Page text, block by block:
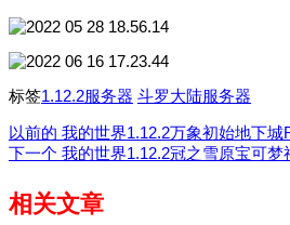
标签1.12.2服务器 斗罗大陆服务器
以前的 我的世界1.12.2万象初始地下城
下一个 我的世界1.12.2冠之雪原宝可梦
相关文章